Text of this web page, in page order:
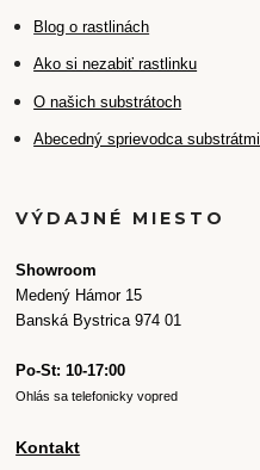
Blog o rastlinách
Ako si nezabiť rastlinku
O našich substrátoch
Abecedný sprievodca substrátmi
VÝDAJNÉ MIESTO
Showroom
Medený Hámor 15
Banská Bystrica 974 01
Po-St: 10-17:00
Ohlás sa telefonicky vopred
Kontakt